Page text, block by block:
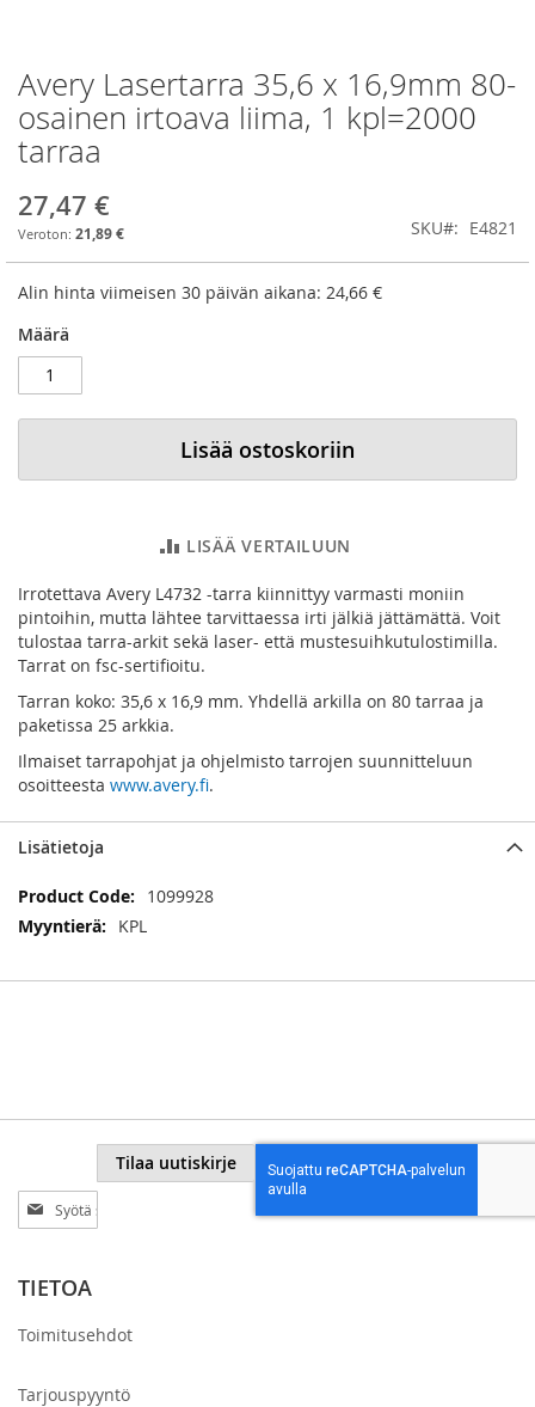
Skip
to
the
beginning
the
images
gallery
Avery Lasertarra 35,6 x 16,9mm 80-
osainen irtoava liima, 1 kpl=2000
tarraa
27,47 €
21,89 € SKU E4821
Alin hinta viimeisen 30 päivän aikana: 24,66 €
Määrä
Lisää ostoskoriin
LISÄÄ VERTAILUUN
Irrotettava Avery L4732 -tarra kiinnittyy varmasti moniin
pintoihin, mutta lähtee tarvittaessa irti jälkiä jättämättä. Voit
tulostaa tarra-arkit sekä laser- että mustesuihkutulostimilla.
Tarrat on fsc-sertifioitu.
Tarran koko: 35,6 x 16,9 mm. Yhdellä arkilla on 80 tarraa ja
paketissa 25 arkkia.
Ilmaiset tarrapohjat ja ohjelmisto tarrojen suunnitteluun
osoitteesta www.avery.fi.
Lisätietoja
Lisätietoja
1099928
KPL
Tilaa
uutiskirjeemme:
Tilaa uutiskirje
TIETOA
Toimitusehdot
Tarjouspyyntö